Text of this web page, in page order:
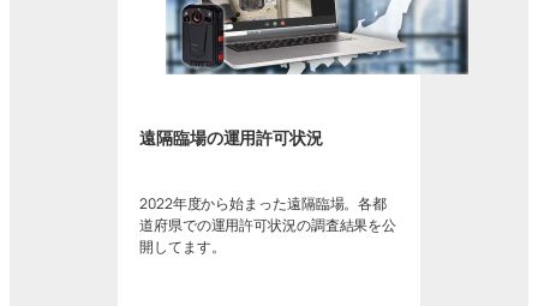
遠隔臨場の運用許可状況
2022年度から始まった遠隔臨場。各都
道府県での運用許可状況の調査結果を公
開してます。